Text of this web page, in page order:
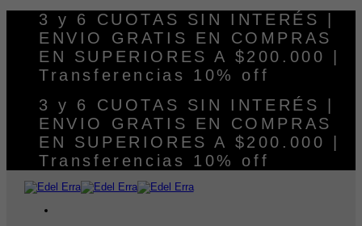
contenido
3 y 6 CUOTAS SIN INTERÉS |
ENVIO GRATIS EN COMPRAS
EN SUPERIORES A $200.000 |
Transferencias 10% off
3 y 6 CUOTAS SIN INTERÉS |
ENVIO GRATIS EN COMPRAS
EN SUPERIORES A $200.000 |
Transferencias 10% off